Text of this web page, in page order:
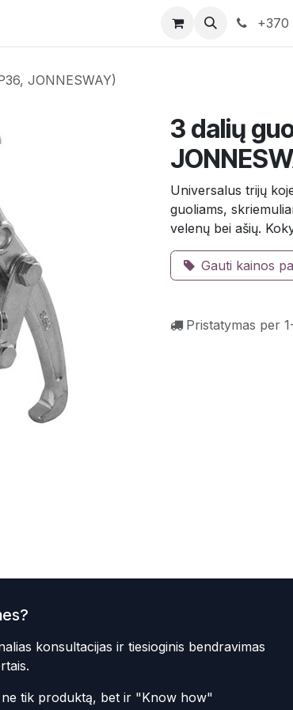
+370
JONNESWAY)
3 dalių
Universalus trijų
guoliams,
velenų bei ašių.
Gauti kainos
Pristatymas per
konsultacijas ir tiesioginis bendravimas
ne tik produktą, bet ir "Know how"